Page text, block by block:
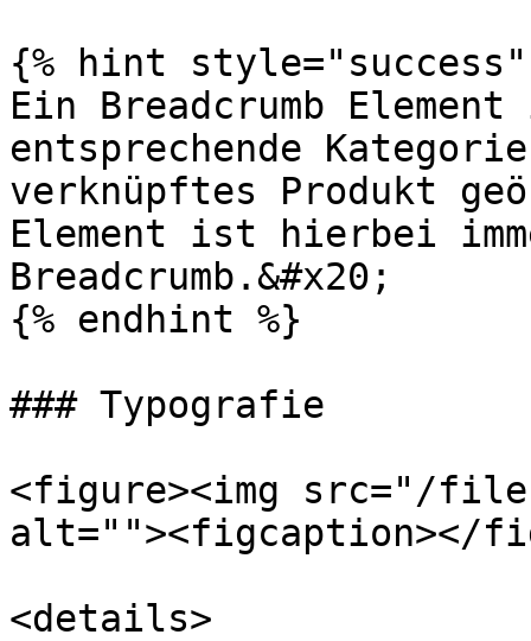
{% hint style="success"
Ein Breadcrumb
entsprechende
verknüpftes Produkt
Element ist hierbei
Breadcrumb.&#x20;
{% endhint %}
### Typografie
<figure><img src="/files/
alt=""><figcaption></
<details>